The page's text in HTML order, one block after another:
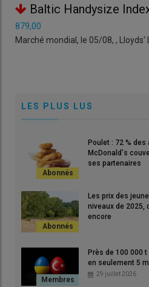
Baltic Handysize
879,00
Marché mondial, le 05/08, , Lloyds'
LES PLUS LUS
Poulet : 72 %
McDonald's
ses partenaires
Les prix des
niveaux de 2025,
encore
Près de 100 000
en seulement 5
29 juillet 2026